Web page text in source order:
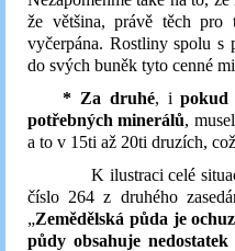
že většina, právě těch
vyčerpána. Rostliny spolu s
do svých buněk tyto cenné
* Za druhé, ipokud
potřebných minerálů,
a to v 15ti až 20ti druzích,
K ilustraci celé situace
číslo 264 z druhého
„Zemědělská půda je
půdy obsahuje